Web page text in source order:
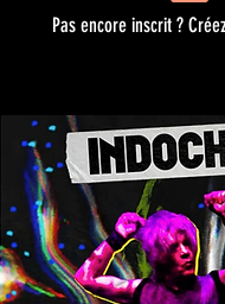
Pas encore inscrit ?